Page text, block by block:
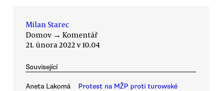
Milan Starec
Domov → Komentář
21. února 2022 v 10.04
Související
Aneta Lakomá
Protest na MŽP proti turowské